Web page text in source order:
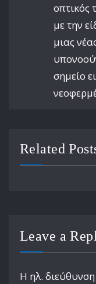
οπτικός
με την
μιας
σημείο
Related
Leave a
Η ηλ.